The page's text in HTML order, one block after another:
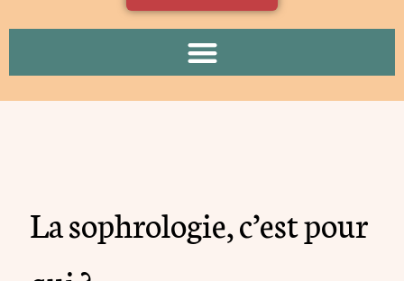
La sophrologie, c’est pour